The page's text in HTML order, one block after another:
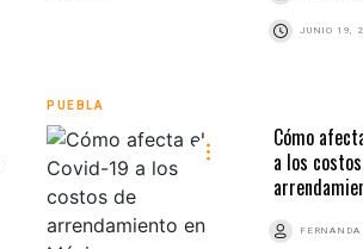
JUNIO 19,
PUEBLA
Cómo
a los